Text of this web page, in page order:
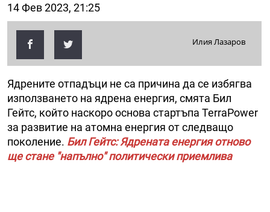
14 Фев 2023, 21:25
Илия Лазаров
Ядрените отпадъци не са причина да се избягва
използването на ядрена енергия, смята Бил
Гейтс, който наскоро основа стартъпа TerraPower
за развитие на атомна енергия от следващо
поколение. Бил Гейтс: Ядрената енергия отново
ще стане "напълно" политически приемлива